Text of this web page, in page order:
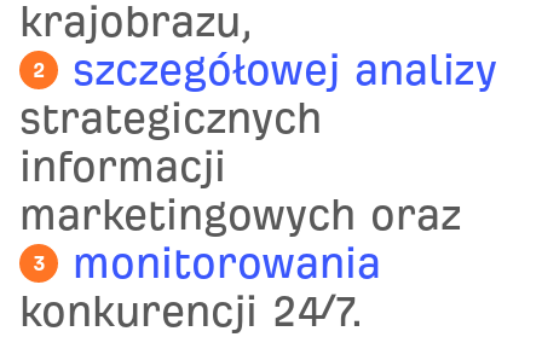
krajobrazu,
2
szczegółowej analizy
strategicznych
informacji
marketingowych oraz
3
monitorowania
konkurencji 24/7.